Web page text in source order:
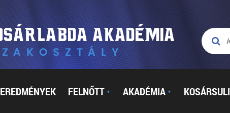
EREDMÉNYEK FELNŐTT ▼ AKADÉMIA ▼ KOSÁRSULI